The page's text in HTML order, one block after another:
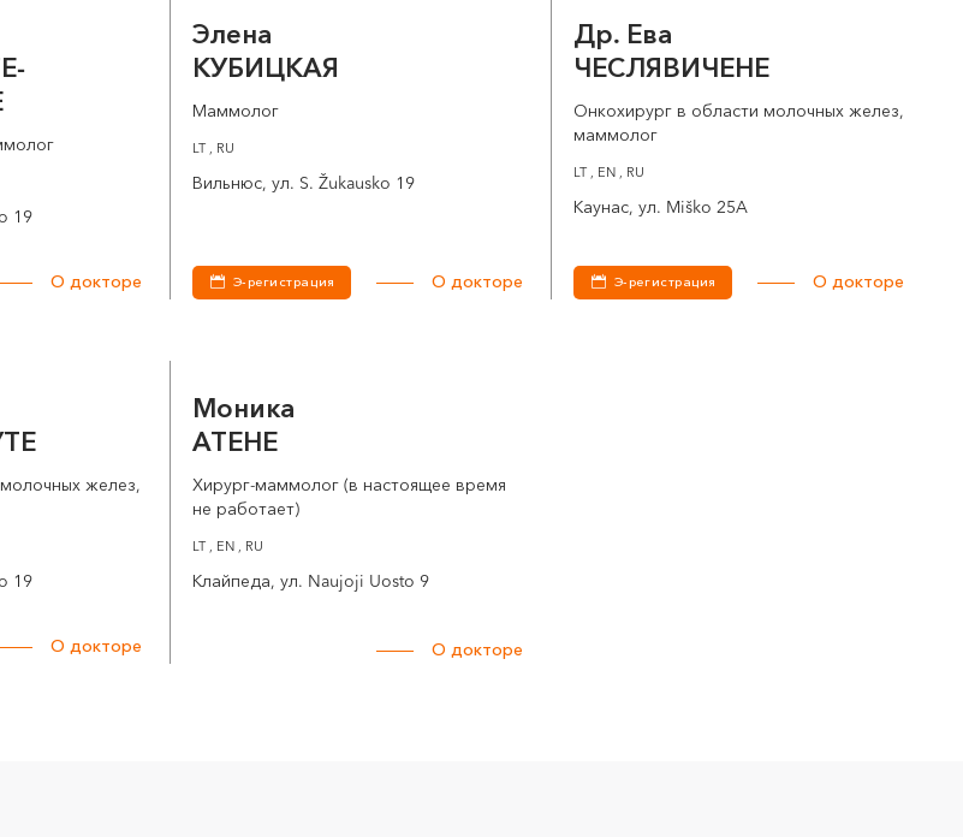
19
О докторе
Элена
КУБИЦКАЯ
Маммолог
LT , RU
Вильнюс, ул. S. Žukausko 19
Э-регистрация О докторе
Др. Ева
ЧЕСЛЯВИЧЕНЕ
Онкохирург в области молочных желез,
маммолог
LT , EN , RU
Каунас, ул. Miško 25A
Э-регистрация О докторе
желез,
19
О докторе
Моника
АТЕНЕ
Хирург-маммолог (в настоящее время
не работает)
LT , EN , RU
Клайпеда, ул. Naujoji Uosto 9
О докторе